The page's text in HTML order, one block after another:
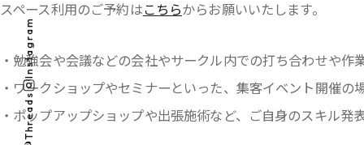
Instagram
Threads
スペース利用のご予約はこちらからお願いいたします。
・勉強会や会議などの会社やサークル内での打ち合わせや作
・ワークショップやセミナーといった、集客イベント開催の
・ポップアップショップや出張施術など、ご自身のスキル発